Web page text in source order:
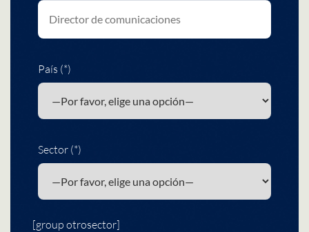
País (*)
Sector (*)
[group otrosector]